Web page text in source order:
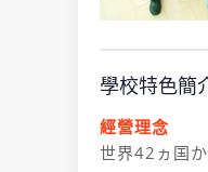
學校特色簡
經營理念
世界42ヵ国